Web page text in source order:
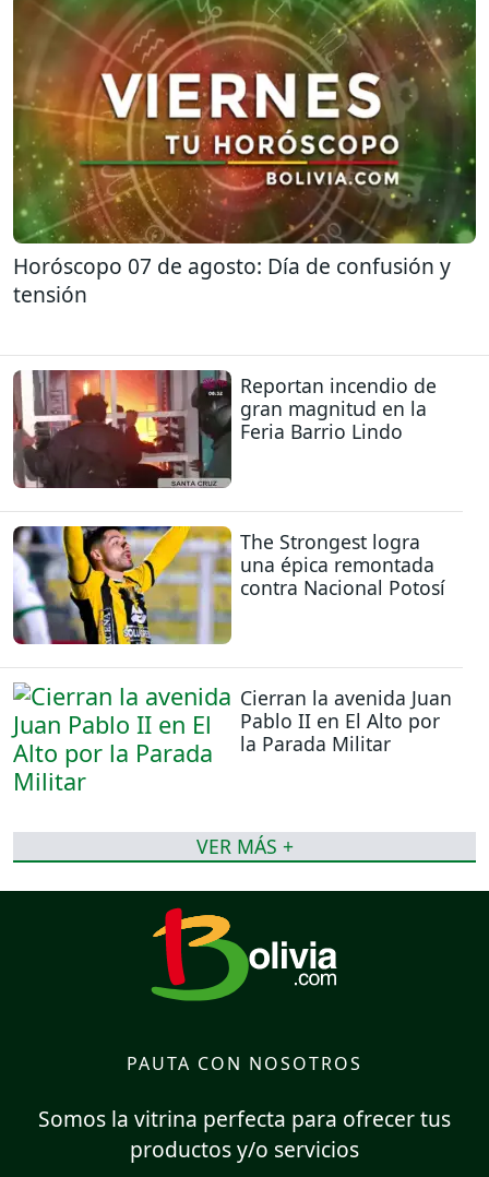
Horóscopo 07 de agosto: Día de confusión y
tensión
Reportan incendio de
gran magnitud en la
Feria Barrio Lindo
The Strongest logra
una épica remontada
contra Nacional Potosí
Cierran la avenida Juan
Pablo II en El Alto por
la Parada Militar
VER MÁS +
PAUTA CON NOSOTROS
Somos la vitrina perfecta para ofrecer tus
productos y/o servicios